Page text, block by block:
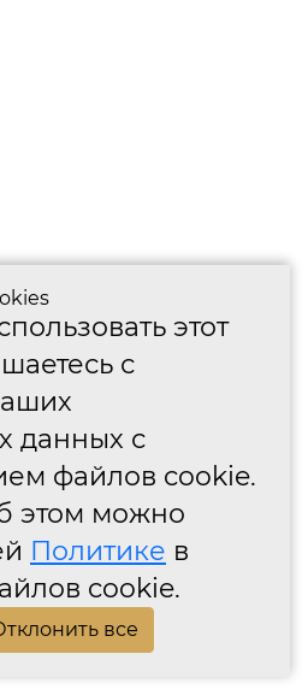
этот
с
данных с
файлов cookie.
этом можно
Политике в
cookie.
все